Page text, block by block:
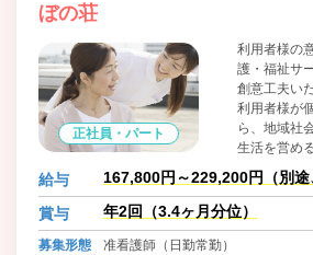
ぼの荘
正社員・パート
利用者様の
護・福祉サ
創意工夫い
利用者様が
ら、地域社
生活を営め
年齢・心身
支援いたし
給与
167,800円～229,200円（別途
当番手当支給有
賞与 年2回（3.4ヶ月分位）
募集形態
准看護師（日勤常勤）